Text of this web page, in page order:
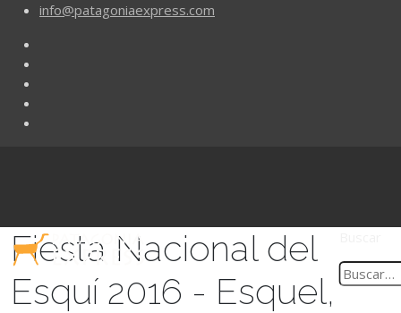
info@patagoniaexpress.com
Fiesta Nacional del
Esquí 2016 - Esquel,